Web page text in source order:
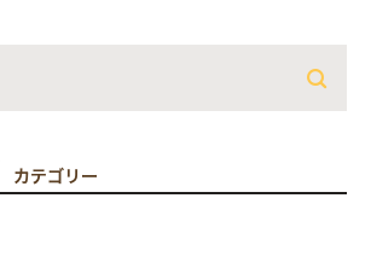
カテゴリー